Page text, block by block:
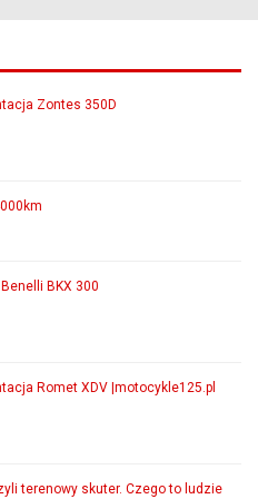
Zontes 350D
BKX 300
Romet XDV |motocykle125.pl
terenowy skuter. Czego to ludzie